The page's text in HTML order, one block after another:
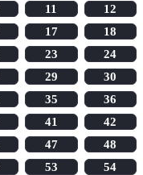
11
12
17
18
23
24
29
30
35
36
41
42
47
48
53
54